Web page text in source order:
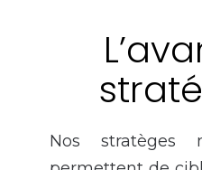
Nos stratèges